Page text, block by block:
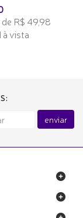
R$ 49,98
à vista
enviar